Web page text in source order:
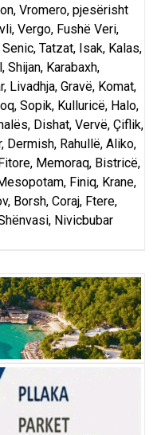
Vromero, pjesërisht
Vergo, Fushë Veri,
Tatzat, Isak, Kalas,
Shijan, Karabaxh,
Livadhja, Gravë, Komat,
Sopik, Kulluricë, Halo,
Dishat, Vervë, Çiflik,
Dermish, Rahullë, Aliko,
Memoraq, Bistricë,
Finiq, Krane,
Borsh, Coraj, Ftere,
Nivicbubar